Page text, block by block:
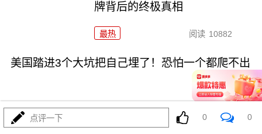
牌背后的终极真相
最热 阅读 10882
美国踏进3个大坑把自己埋了！恐怕一个都爬不出
点评一下 0 0